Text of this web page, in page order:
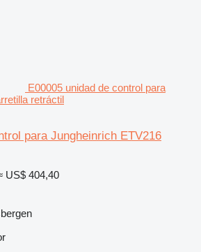
E00005 unidad de control para
retráctil
para Jungheinrich ETV216
US$ 404,40